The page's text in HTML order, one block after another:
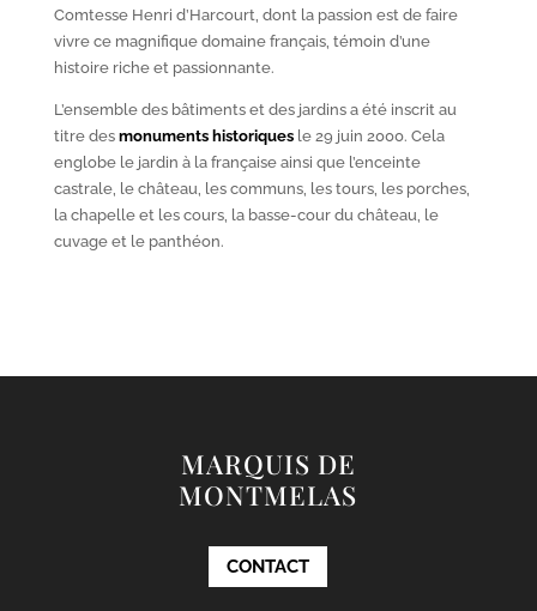
Comtesse Henri d’Harcourt, dont la passion est de faire
vivre ce magnifique domaine français, témoin d’une
histoire riche et passionnante.
L’ensemble des bâtiments et des jardins a été inscrit au
titre des monuments historiquesle 29 juin 2000. Cela
englobe le jardin à la française ainsi que l’enceinte
castrale, le château, les communs, les tours, les porches,
la chapelle et les cours, la basse-cour du château, le
cuvage et le panthéon.
MARQUIS DE
MONTMELAS
CONTACT